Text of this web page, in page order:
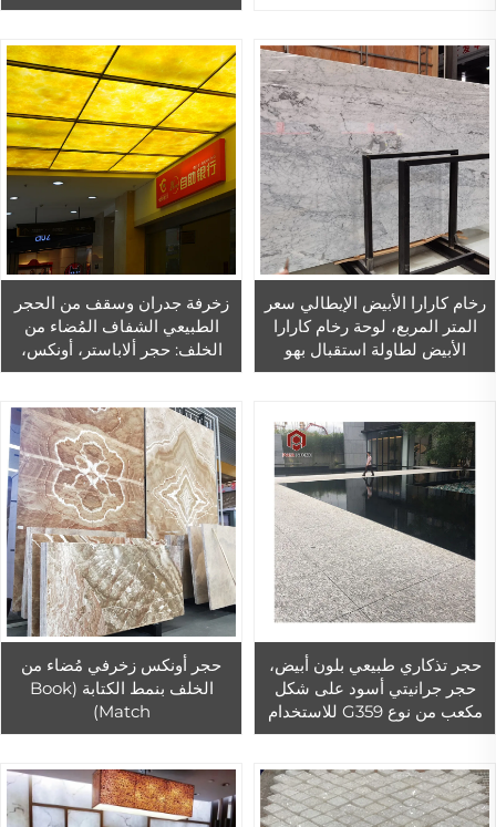
رخام كارارا الأبيض الإيطالي سعر
المتر المربع، لوحة رخام كارارا
الأبيض لطاولة استقبال بهو
الفندق
زخرفة جدران وسقف من الحجر
الطبيعي الشفاف المُضاء من
الخلف: حجر ألاباستر، أونكس،
رخام
حجر تذكاري طبيعي بلون أبيض،
حجر جرانيتي أسود على شكل
مكعب من نوع G359 للاستخدام
في المقابر
حجر أونكس زخرفي مُضاء من
الخلف بنمط الكتابة (Book
Match)